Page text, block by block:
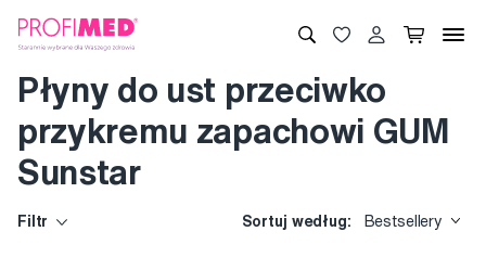
Płyny do ust przeciwko
przykremu zapachowi GUM
Sunstar
Filtr Sortuj według: Bestsellery